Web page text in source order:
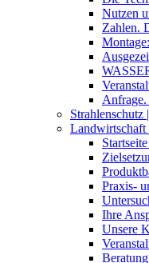
Nutzen
Zahlen.
Landwirtschaft
Praxis-
Ihre
Unsere